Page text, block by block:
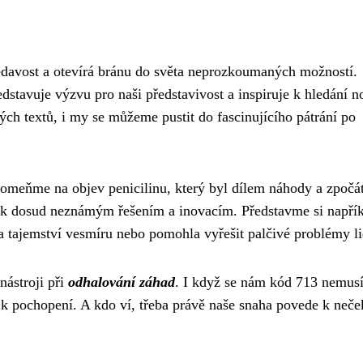
a otevírá bránu do světa neprozkoumaných možností.
výzvu pro naši představivost a inspiruje k hledání
textů, i my se můžeme pustit do fascinujícího pátrání po
na objev penicilinu, který byl dílem náhody a
neznámým řešením a inovacím. Představme si
vesmíru nebo pomohla vyřešit palčivé problémy
při odhalování záhad. I když se nám kód 713 nemusí
A kdo ví, třeba právě naše snaha povede k